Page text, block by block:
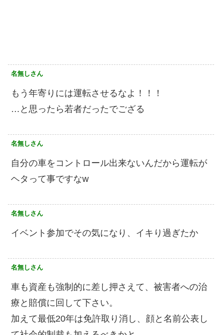
名無しさん
もう年寄りには運転させるなよ！！！
…と思ったら若者だったでござる
名無しさん
自分の車をコントロール出来ないんだから運転が
ヘタって事ですなw
名無しさん
イベント参加でその気になり、イキり過ぎたか
名無しさん
車も資産も強制的に差し押さえて、被害者への治
療と賠償に回して下さい。
加えて最低20年は免許取り消し、顔と名前公表し